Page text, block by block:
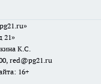
21»
К.С.
red@pg21.ru
16+